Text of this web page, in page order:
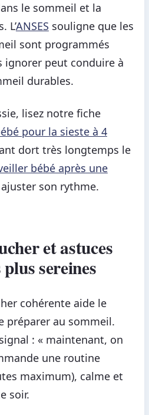
le sommeil et la
L’ANSES souligne que les
sont programmés
ignorer peut conduire à
durables.
lisez notre fiche
pour la sieste à 4
dort très longtemps le
bébé après une
son rythme.
et astuces
sereines
cohérente aide le
préparer au sommeil.
: « maintenant, on
une routine
maximum), calme et
soir.